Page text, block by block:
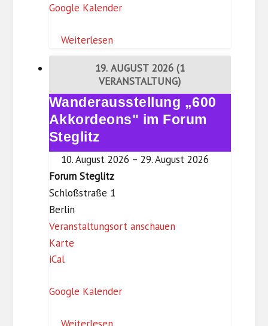
e
o
r
-
D
r
e
w
i
t
z
-
B
l
Google Kalender
Weiterlesen
19. AUGUST 2026 (1
VERANSTALTUNG)
Wanderausstellung
„600
Akkordeons"
im
Wanderausstellung „600
Akkordeons" im Forum
Steglitz
10. August 2026 – 29. August 2026
Forum Steglitz
Schloßstraße 1
Berlin
Veranstaltungsort anschauen
KarteF
u
iCal
Google Kalender